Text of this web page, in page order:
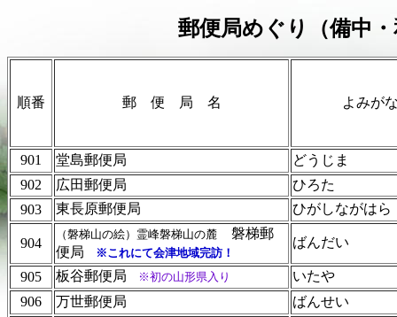
郵便局めぐり（備中
順番 郵 便 局 名 よみが
901 堂島郵便局
どうじま
902
広田郵便局
ひろた
903
東長原郵便局 ひがしながはら
904
（磐梯山の絵）霊峰磐梯山の麓 磐梯郵
便局 ※これにて会津地域完訪！
ばんだい
905 板谷郵便局 ※初の山形県入り
いたや
906
万世郵便局
ばんせい